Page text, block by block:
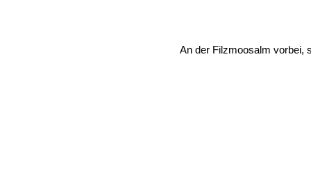
An der Filzmoosalm vorbei,